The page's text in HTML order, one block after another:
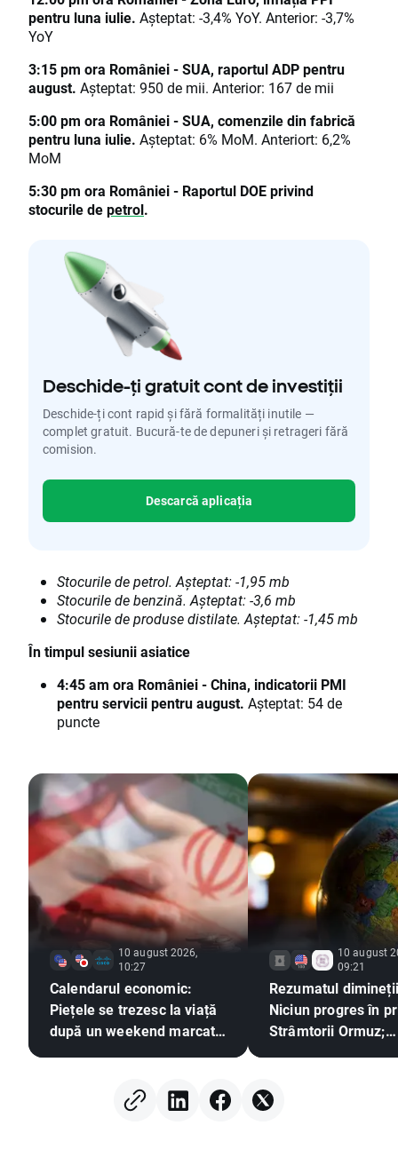
pentru luna iulie. Așteptat: -3,4% YoY. Anterior: -3,7%
YoY
3:15 pm ora României - SUA, raportul ADP pentru
august. Așteptat: 950 de mii. Anterior: 167 de mii
5:00 pm ora României - SUA, comenzile din fabrică
pentru luna iulie. Așteptat: 6% MoM. Anteriort: 6,2%
MoM
5:30 pm ora României - Raportul DOE privind
stocurile depetrol.
Deschide-ți gratuit cont de investiții
Deschide-ți cont rapid și fără formalități inutile —
complet gratuit. Bucură-te de depuneri și retrageri fără
comision.
Descarcă aplicația
Stocurile de petrol. Așteptat: -1,95 mb
Stocurile de benzină. Așteptat: -3,6 mb
Stocurile de produse distilate. Așteptat: -1,45 mb
În timpul sesiunii asiatice
4:45 am ora României - China, indicatorii PMI
pentru servicii pentru august. Așteptat: 54 de
puncte
10 august 2026,
10:27
Calendarul economic:
Piețele se trezesc la viață
după un weekend marcat
10 august
09:21
Rezumatul
Niciun progres în
Strâmtorii Ormuz;
Berkshire